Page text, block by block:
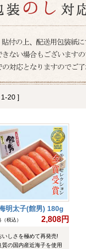
20 ]
明太子(館男) 180g
税込） 2,808円
いしさを極めて再発売!
質の国内産近海子を使用